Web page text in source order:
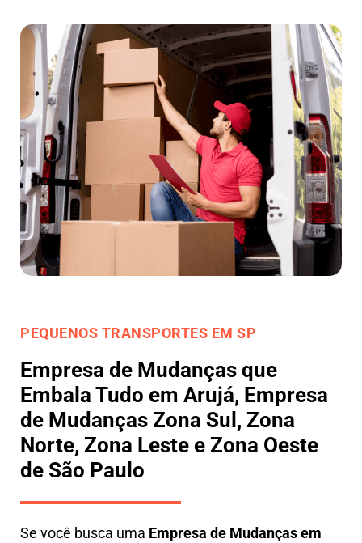
PEQUENOS TRANSPORTES EM SP
Empresa de Mudanças que
Embala Tudo em Arujá, Empresa
de Mudanças Zona Sul, Zona
Norte, Zona Leste e Zona Oeste
de São Paulo
Se você busca uma Empresa de Mudanças em